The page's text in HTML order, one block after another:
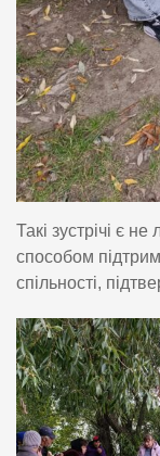
Такі зустрічі є
способом
спільності,